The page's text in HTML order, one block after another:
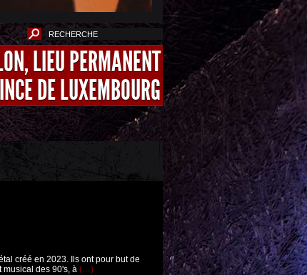
LIEU PERMANENT
DE LUXEMBOURG
créé en 2023. Ils ont pour but de
des 90's, à (…)